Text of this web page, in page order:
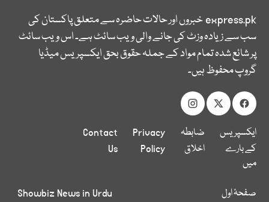
express.pkخبروں اور حالات حاضرہ سے متعلق پاکستان کی
سب سے زیادہ وزٹ کی جانے والی ویب سائٹ ہے۔ اس ویب سائٹ
پر شائع شدہ تمام مواد کے جملہ حقوق بحق ایکسپریس میڈیا
گروپ محفوظ ہیں۔
ایکسپریس
کے بارے
میں
ضابطہ
اخلاق
Privacy
Policy
Contact
Us
صفحۂ اول
Showbiz News in Urdu